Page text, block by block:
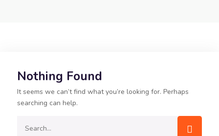
Nothing Found
It seems we can’t find what you’re looking for. Perhaps
searching can help.